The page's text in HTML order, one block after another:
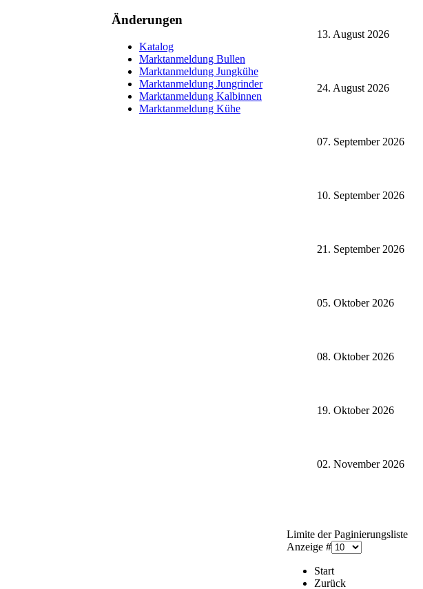
Änderungen
Katalog
Marktanmeldung Bullen
Marktanmeldung Jungkühe
Marktanmeldung Jungrinder
Marktanmeldung Kalbinnen
Marktanmeldung Kühe
13. August 2026
24. August 2026
07. September 2026
10. September 2026
21. September 2026
05. Oktober 2026
08. Oktober 2026
19. Oktober 2026
02. November 2026
Limite der Paginierungsliste
Anzeige #
Start
Zurück